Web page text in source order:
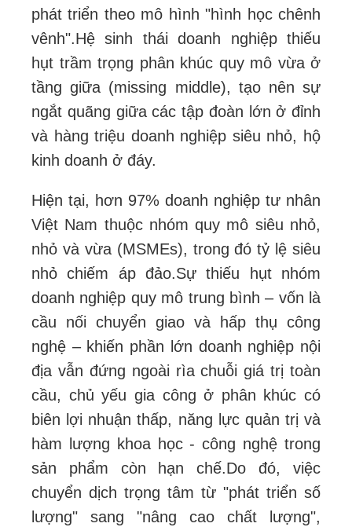
phát triển theo mô hình "hình học chênh
vênh".Hệ sinh thái doanh nghiệp thiếu
hụt trầm trọng phân khúc quy mô vừa ở
tầng giữa (missing middle), tạo nên sự
ngắt quãng giữa các tập đoàn lớn ở đỉnh
và hàng triệu doanh nghiệp siêu nhỏ, hộ
kinh doanh ở đáy.
Hiện tại, hơn 97% doanh nghiệp tư nhân
Việt Nam thuộc nhóm quy mô siêu nhỏ,
nhỏ và vừa (MSMEs), trong đó tỷ lệ siêu
nhỏ chiếm áp đảo.Sự thiếu hụt nhóm
doanh nghiệp quy mô trung bình – vốn là
cầu nối chuyển giao và hấp thụ công
nghệ – khiến phần lớn doanh nghiệp nội
địa vẫn đứng ngoài rìa chuỗi giá trị toàn
cầu, chủ yếu gia công ở phân khúc có
biên lợi nhuận thấp, năng lực quản trị và
hàm lượng khoa học - công nghệ trong
sản phẩm còn hạn chế.Do đó, việc
chuyển dịch trọng tâm từ "phát triển số
lượng" sang "nâng cao chất lượng",